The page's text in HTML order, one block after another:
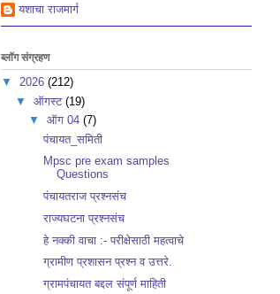
यशाचा राजमार्ग
ब्लॉग संग्रहण
▼ 2026 (212)
▼ ऑगस्ट (19)
▼ऑग 04(7)
पंचायत_समिती
Mpsc pre exam samples
Questions
पंचायतराज प्रश्नसंच
राज्यघटना प्रश्नसंच
हे नक्की वाचा :- परीक्षेसाठी महत्वाचे
ग्रामीण प्रशासन प्रश्न व उत्तरे.
ग्रामपंचायत बद्दल संपूर्ण माहिती